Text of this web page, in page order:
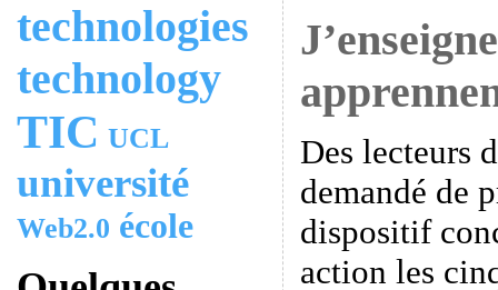
technologies
technology
TIC UCL
université
Web2.0 école
Des lecteurs
demandé de
dispositif
action les